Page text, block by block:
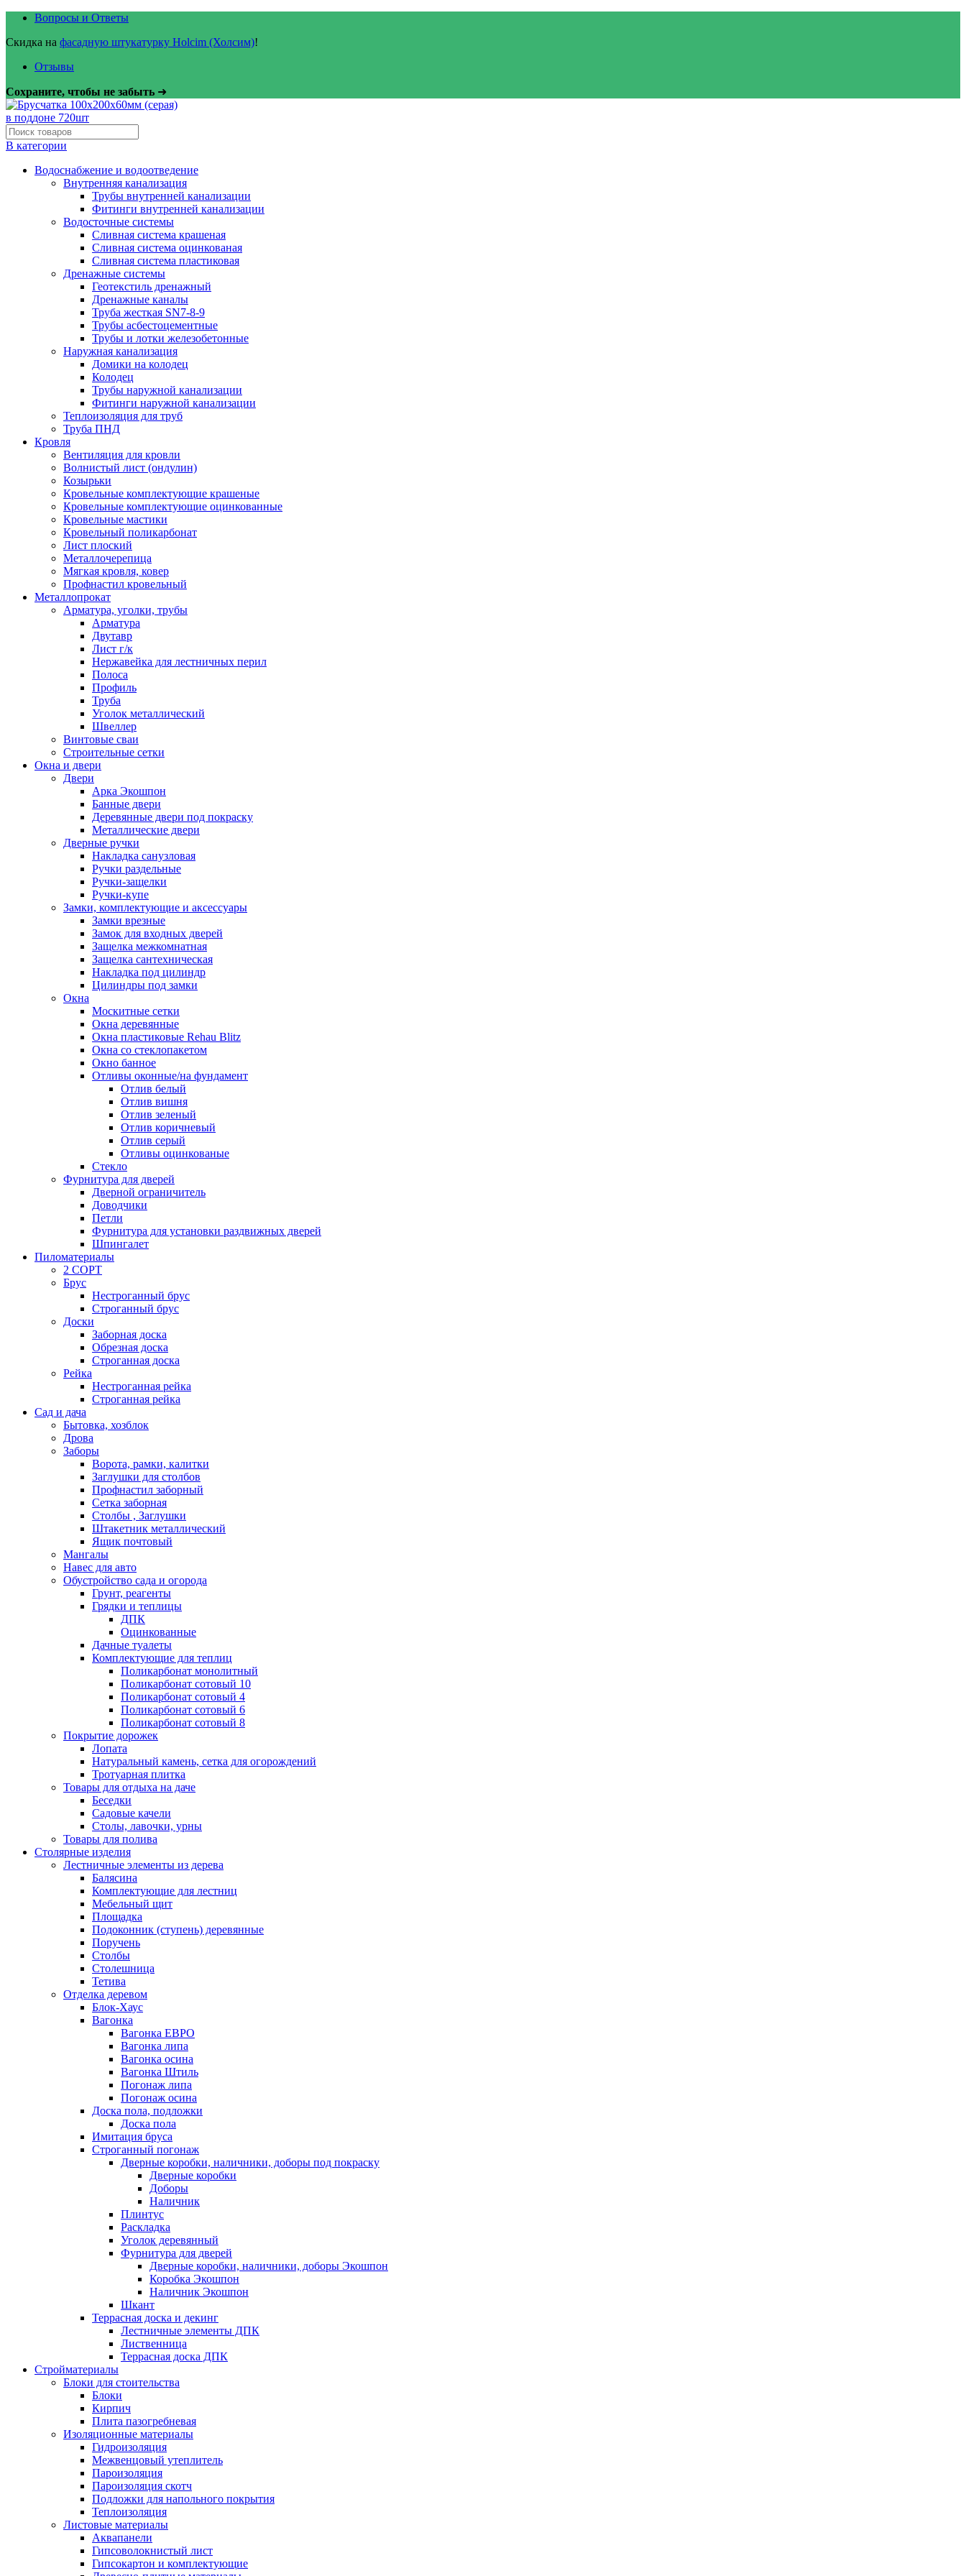
Вопросы и Ответы
Скидка на фасадную штукатурку Holcim (Холсим)!
Отзывы
Сохраните, чтобы не забыть ➜
В категории
Водоснабжение и водоотведение
Внутренняя канализация
Трубы внутренней канализации
Фитинги внутренней канализации
Водосточные системы
Сливная система крашеная
Сливная система оцинкованая
Сливная система пластиковая
Дренажные системы
Геотекстиль дренажный
Дренажные каналы
Труба жесткая SN7-8-9
Трубы асбестоцементные
Трубы и лотки железобетонные
Наружная канализация
Домики на колодец
Колодец
Трубы наружной канализации
Фитинги наружной канализации
Теплоизоляция для труб
Труба ПНД
Кровля
Вентиляция для кровли
Волнистый лист (ондулин)
Козырьки
Кровельные комплектующие крашеные
Кровельные комплектующие оцинкованные
Кровельные мастики
Кровельный поликарбонат
Лист плоский
Металлочерепица
Мягкая кровля, ковер
Профнастил кровельный
Металлопрокат
Арматура, уголки, трубы
Арматура
Двутавр
Лист г/к
Нержавейка для лестничных перил
Полоса
Профиль
Труба
Уголок металлический
Швеллер
Винтовые сваи
Строительные сетки
Окна и двери
Двери
Арка Экошпон
Банные двери
Деревянные двери под покраску
Металлические двери
Дверные ручки
Накладка санузловая
Ручки раздельные
Ручки-защелки
Ручки-купе
Замки, комплектующие и аксессуары
Замки врезные
Замок для входных дверей
Защелка межкомнатная
Защелка сантехническая
Накладка под цилиндр
Цилиндры под замки
Окна
Москитные сетки
Окна деревянные
Окна пластиковые Rehau Blitz
Окна со стеклопакетом
Окно банное
Отливы оконные/на фундамент
Отлив белый
Отлив вишня
Отлив зеленый
Отлив коричневый
Отлив серый
Отливы оцинкованые
Стекло
Фурнитура для дверей
Дверной ограничитель
Доводчики
Петли
Фурнитура для установки раздвижных дверей
Шпингалет
Пиломатериалы
2 СОРТ
Брус
Нестроганный брус
Строганный брус
Доски
Заборная доска
Обрезная доска
Строганная доска
Рейка
Нестроганная рейка
Строганная рейка
Сад и дача
Бытовка, хозблок
Дрова
Заборы
Ворота, рамки, калитки
Заглушки для столбов
Профнастил заборный
Сетка заборная
Столбы , Заглушки
Штакетник металлический
Ящик почтовый
Мангалы
Навес для авто
Обустройство сада и огорода
Грунт, реагенты
Грядки и теплицы
ДПК
Оцинкованные
Дачные туалеты
Комплектующие для теплиц
Поликарбонат монолитный
Поликарбонат сотовый 10
Поликарбонат сотовый 4
Поликарбонат сотовый 6
Поликарбонат сотовый 8
Покрытие дорожек
Лопата
Натуральный камень, сетка для огорождений
Тротуарная плитка
Товары для отдыха на даче
Беседки
Садовые качели
Столы, лавочки, урны
Товары для полива
Столярные изделия
Лестничные элементы из дерева
Балясина
Комплектующие для лестниц
Мебельный щит
Площадка
Подоконник (ступень) деревянные
Поручень
Столбы
Столешница
Тетива
Отделка деревом
Блок-Хаус
Вагонка
Вагонка ЕВРО
Вагонка липа
Вагонка осина
Вагонка Штиль
Погонаж липа
Погонаж осина
Доска пола, подложки
Доска пола
Имитация бруса
Строганный погонаж
Дверные коробки, наличники, доборы под покраску
Дверные коробки
Доборы
Наличник
Плинтус
Раскладка
Уголок деревянный
Фурнитура для дверей
Дверные коробки, наличники, доборы Экошпон
Коробка Экошпон
Наличник Экошпон
Шкант
Террасная доска и декинг
Лестничные элементы ДПК
Лиственница
Террасная доска ДПК
Стройматериалы
Блоки для стоительства
Блоки
Кирпич
Плита пазогребневая
Изоляционные материалы
Гидроизоляция
Межвенцовый утеплитель
Пароизоляция
Пароизоляция скотч
Подложки для напольного покрытия
Теплоизоляция
Листовые материалы
Аквапанели
Гипсоволокнистый лист
Гипсокартон и комплектующие